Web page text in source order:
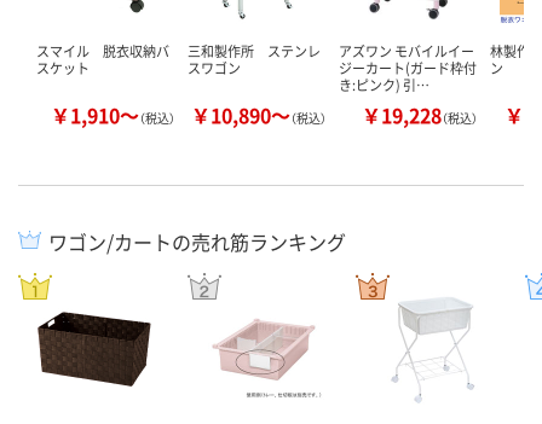
スマイル 脱衣収納バ
スケット
￥1,910～（税込）
三和製作所 ステンレ
スワゴン
￥10,890～（税込）
アズワン モバイルイー
ジーカート(ガード枠付
き:ピンク) 引…
￥19,228（税込）
林製作
ン
￥
ワゴン/カートの売れ筋ランキング